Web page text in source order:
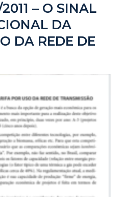
– O SINAL
DA
DA REDE DE